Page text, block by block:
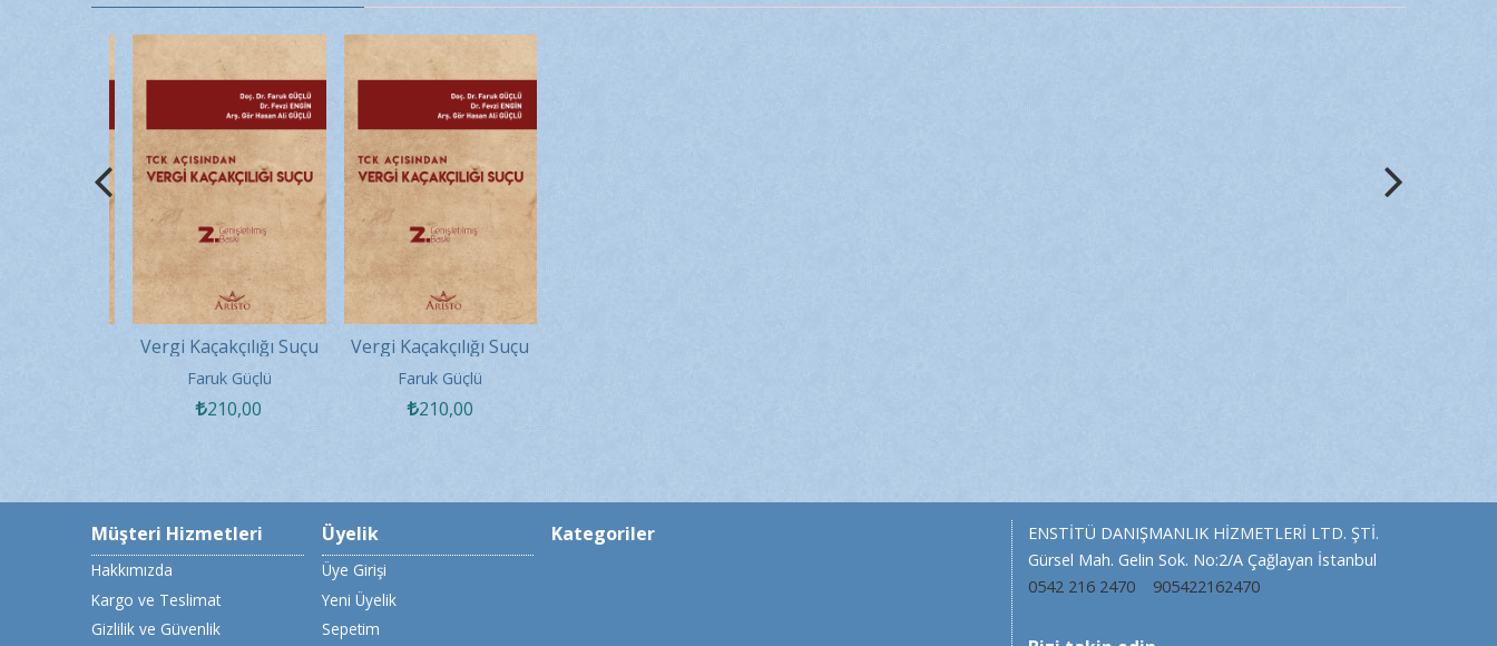
Vergi Kaçakçılığı Suçu
Faruk Güçlü
210,00
Vergi Kaçakçılığı Suçu
Faruk Güçlü
210,00
Müşteri Hizmetleri
Hakkımızda
Kargo ve Teslimat
Gizlilik ve Güvenlik
Üyelik
Üye Girişi
Yeni Üyelik
Sepetim
Kategoriler
ENSTİTÜ DANIŞMANLIK HİZMETLERİ LTD. ŞTİ.
Gürsel Mah. Gelin Sok. No:2/A Çağlayan İstanbul
0542 216 2470
905422162470